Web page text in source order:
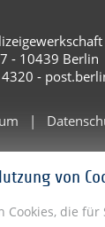
- 10439 Berlin
-
von
die